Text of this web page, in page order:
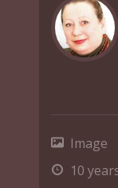
Image
10